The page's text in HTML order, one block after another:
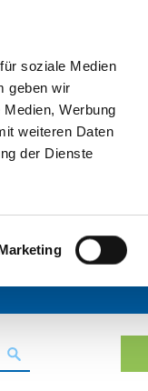
soziale Medien
geben wir
Werbung
weiteren Daten
der Dienste
SUCHEN